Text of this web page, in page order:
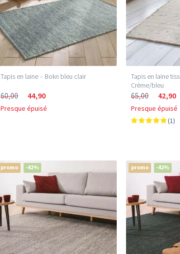
Tapis en laine – Bokn bleu clair
60,00 44,90
Presque épuisé
Tapis en laine
Crème/bleu
65,00 42,90
Presque épuisé
(1)
promo -42% promo -42%